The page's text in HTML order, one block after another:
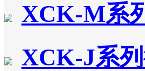
XCK-M系
XCK-J系